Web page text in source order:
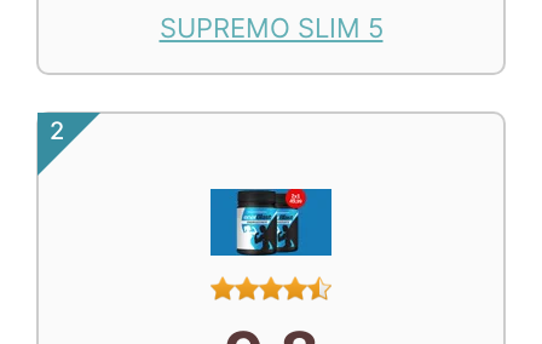
SUPREMO SLIM 5
2